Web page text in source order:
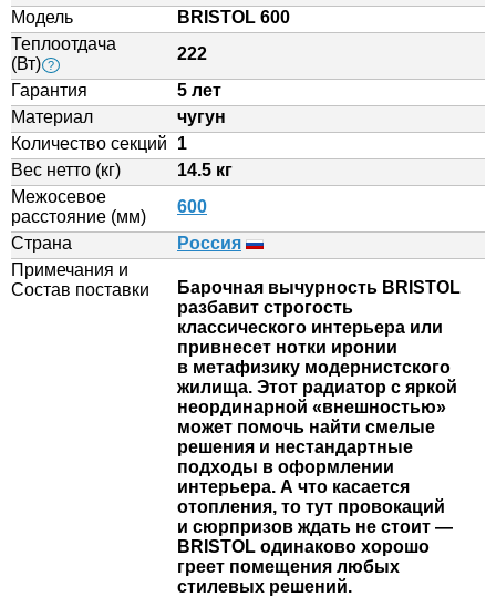
Модель
BRISTOL 600
Теплоотдача
(Вт) ?
222
Гарантия
5 лет
Материал
чугун
Количество секций
1
Вес нетто (кг)
14.5 кг
Межосевое
расстояние (мм)
600
Страна
Россия
Примечания и
Состав поставки
Барочная вычурность BRISTOL
разбавит строгость
классического интерьера или
привнесет нотки иронии
в метафизику модернистского
жилища. Этот радиатор с яркой
неординарной «внешностью»
может помочь найти смелые
решения и нестандартные
подходы в оформлении
интерьера. А что касается
отопления, то тут провокаций
и сюрпризов ждать не стоит —
BRISTOL одинаково хорошо
греет помещения любых
стилевых решений.